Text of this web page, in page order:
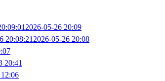
05-26 20:09
20:08:212026-05-26 20:08
20:41